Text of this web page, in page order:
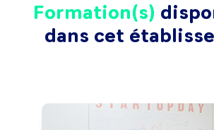
Formation(s)
dans cet